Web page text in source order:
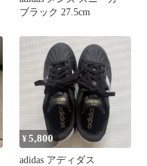
ブラック 27.5cm
¥5,800
adidas アディダス